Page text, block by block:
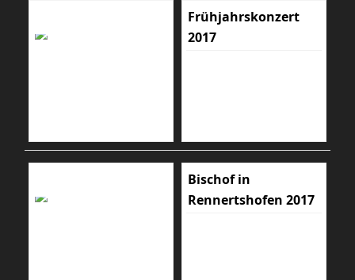
Frühjahrskonzert
2017
Bischof in
Rennertshofen 2017